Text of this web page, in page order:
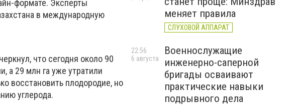
формате. Эксперты
в международную
что сегодня около 90
а 29 млн га уже утратили
восстановить плодородие, но
углерода.
меняет правила
СЛУХОВОЙ АППАРАТ
Военнослужащие
инженерно-саперной
бригады осваивают
практические навыки
подрывного дела
22:56
6 августа